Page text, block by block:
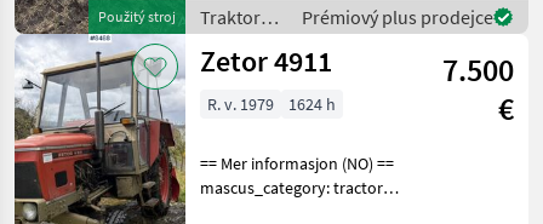
Použitý stroj
for more images
Specification
Traktory /
Zetor
Prémiový plus prodejce
Zetor 4911
7.500
€
R. v. 1979 1624 h
== Mer informasjon (NO) ==
mascus_category: tractors